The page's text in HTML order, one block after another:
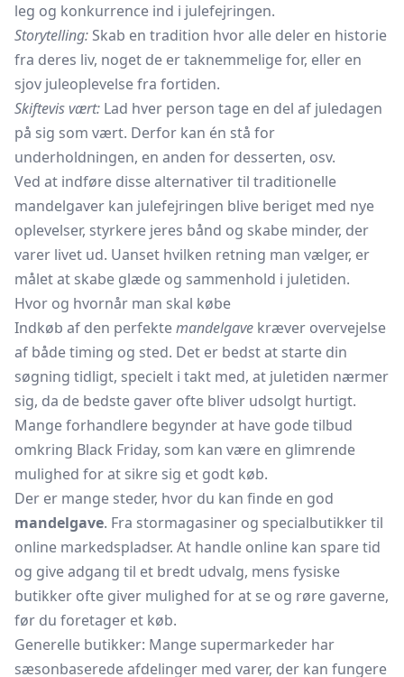
leg og konkurrence ind i julefejringen.
Storytelling: Skab en tradition hvor alle deler en historie
fra deres liv, noget de er taknemmelige for, eller en
sjov juleoplevelse fra fortiden.
Skiftevis vært: Lad hver person tage en del af juledagen
på sig som vært. Derfor kan én stå for
underholdningen, en anden for desserten, osv.
Ved at indføre disse alternativer til traditionelle
mandelgaver kan julefejringen blive beriget med nye
oplevelser, styrkere jeres bånd og skabe minder, der
varer livet ud. Uanset hvilken retning man vælger, er
målet at skabe glæde og sammenhold i juletiden.
Hvor og hvornår man skal købe
Indkøb af den perfektemandelgave kræver overvejelse
af både timing og sted. Det er bedst at starte din
søgning tidligt, specielt i takt med, at juletiden nærmer
sig, da de bedste gaver ofte bliver udsolgt hurtigt.
Mange forhandlere begynder at have gode tilbud
omkring Black Friday, som kan være en glimrende
mulighed for at sikre sig et godt køb.
Der er mange steder, hvor du kan finde en god
mandelgave. Fra stormagasiner og specialbutikker til
online markedspladser. At handle online kan spare tid
og give adgang til et bredt udvalg, mens fysiske
butikker ofte giver mulighed for at se og røre gaverne,
før du foretager et køb.
Generelle butikker: Mange supermarkeder har
sæsonbaserede afdelinger med varer, der kan fungere